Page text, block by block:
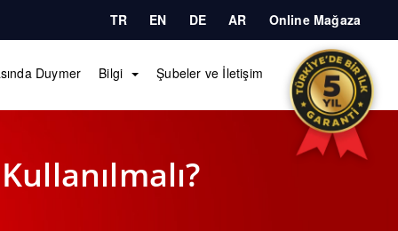
Online Mağaza
AR
DE
EN
TR
Duymer Bilgi Şubeler ve İletişim